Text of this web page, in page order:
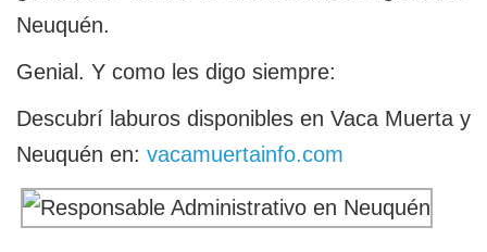
Neuquén.
Genial. Y como les digo siempre:
Descubrí laburos disponibles en Vaca Muerta y
Neuquén en: vacamuertainfo.com